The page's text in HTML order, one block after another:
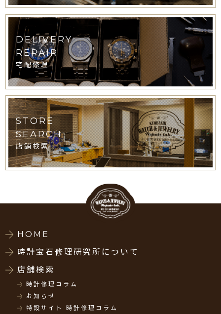
DELIVERY
REPAIR
宅配修理
STORE
SEARCH
店舗検索
HOME
時計宝石修理研究所について
店舗検索
時計修理コラム
お知らせ
特設サイト 時計修理コラム